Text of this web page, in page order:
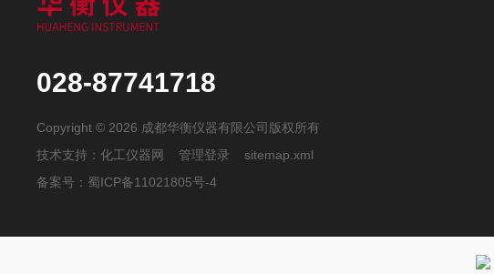
028-87741718
Copyright © 2026 成都华衡仪器有限公司版权所有
技术支持：化工仪器网 管理登录
sitemap.xml
备案号：蜀ICP备11021805号-4